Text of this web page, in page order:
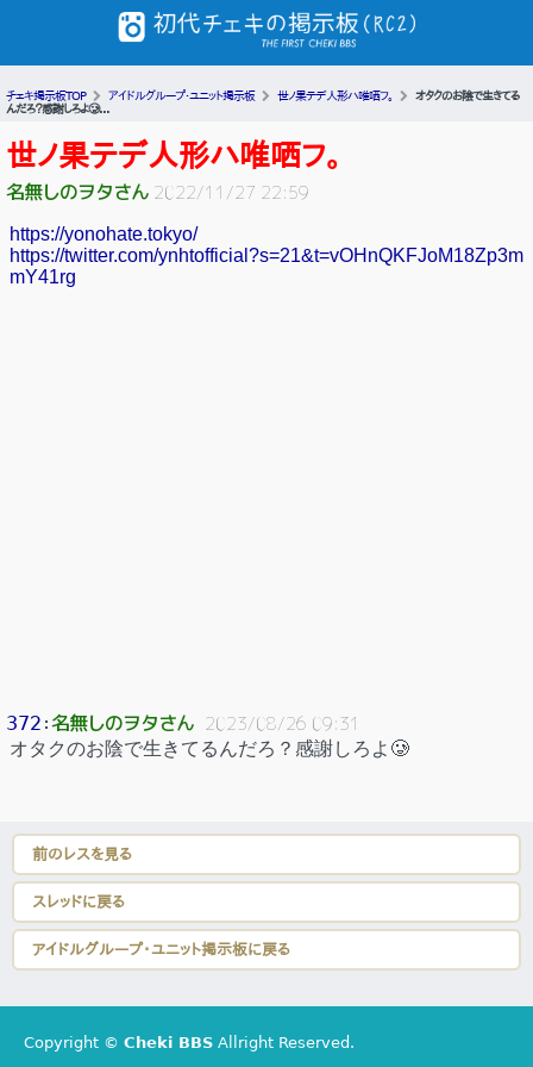
チェキ掲示板TOP アイドルグループ・ユニット掲示板 世ノ果テデ人形ハ唯哂フ。
オタクのお陰で生きてる
んだろ？感謝しろよ🥲...
世ノ果テデ人形ハ唯哂フ。
名無しのヲタさん 2022/11/27 22:59
https://yonohate.tokyo/
https://twitter.com/ynhtofficial?s=21&t=vOHnQKFJoM18Zp3m
mY41rg
372 ：名無しのヲタさん 2023/08/26 09:31
オタクのお陰で生きてるんだろ？感謝しろよ🥲
前のレスを見る
スレッドに戻る
アイドルグループ・ユニット掲示板に戻る
Copyright © Cheki BBS Allright Reserved.